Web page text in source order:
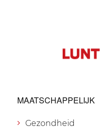
MAATSCHAPPELIJK
Gezondheid